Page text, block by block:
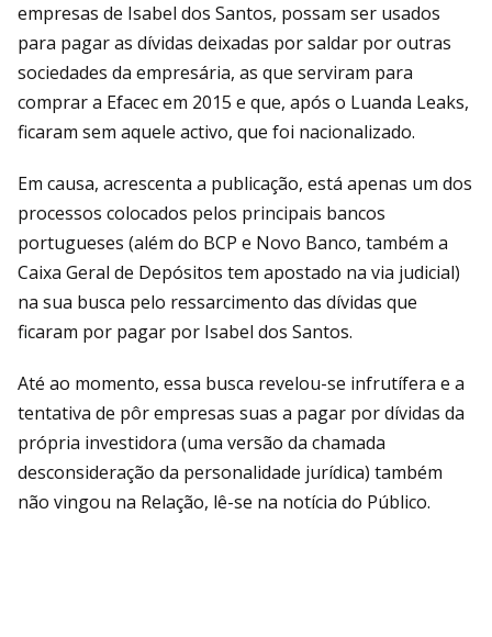
empresas de Isabel dos Santos, possam ser usados
para pagar as dívidas deixadas por saldar por outras
sociedades da empresária, as que serviram para
comprar a Efacec em 2015 e que, após o Luanda Leaks,
ficaram sem aquele activo, que foi nacionalizado.
Em causa, acrescenta a publicação, está apenas um dos
processos colocados pelos principais bancos
portugueses (além do BCP e Novo Banco, também a
Caixa Geral de Depósitos tem apostado na via judicial)
na sua busca pelo ressarcimento das dívidas que
ficaram por pagar por Isabel dos Santos.
Até ao momento, essa busca revelou-se infrutífera e a
tentativa de pôr empresas suas a pagar por dívidas da
própria investidora (uma versão da chamada
desconsideração da personalidade jurídica) também
não vingou na Relação, lê-se na notícia do Público.